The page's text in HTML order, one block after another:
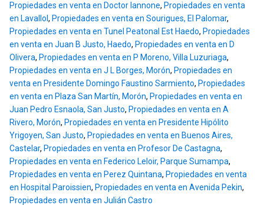
Propiedades en venta en Doctor Iannone, Propiedades en venta
en Lavallol , Propiedades en venta en Sourigues, El Palomar,
Propiedades en venta en Tunel Peatonal Est Haedo, Propiedades
en venta en Juan B Justo, Haedo, Propiedades en venta en D
Olivera, Propiedades en venta en P Moreno, Villa Luzuriaga,
Propiedades en venta en J L Borges, Morón, Propiedades en
venta en Presidente Domingo Faustino Sarmiento, Propiedades
en venta en Plaza San Martín, Morón, Propiedades en venta en
Juan Pedro Esnaola, San Justo, Propiedades en venta en A
Rivero, Morón, Propiedades en venta en Presidente Hipólito
Yrigoyen, San Justo, Propiedades en venta en Buenos Aires,
Castelar, Propiedades en venta en Profesor De Castagna,
Propiedades en venta en Federico Leloir, Parque Sumampa,
Propiedades en venta en Perez Quintana, Propiedades en venta
en Hospital Paroissien, Propiedades en venta en Avenida Pekin,
Propiedades en venta en Julián Castro